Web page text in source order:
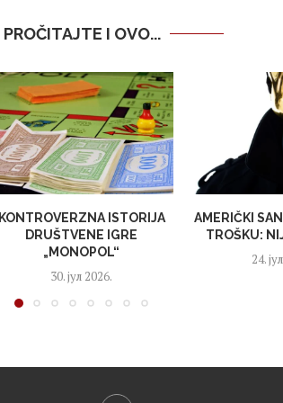
PROČITAJTE I OVO...
KONTROVERZNA ISTORIJA
DRUŠTVENE IGRE
„MONOPOL“
30. јул 2026.
AMERIČKI
TROŠKU:
24.